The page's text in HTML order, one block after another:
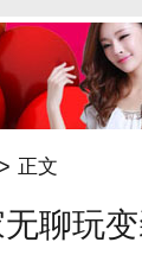
正文
聊玩